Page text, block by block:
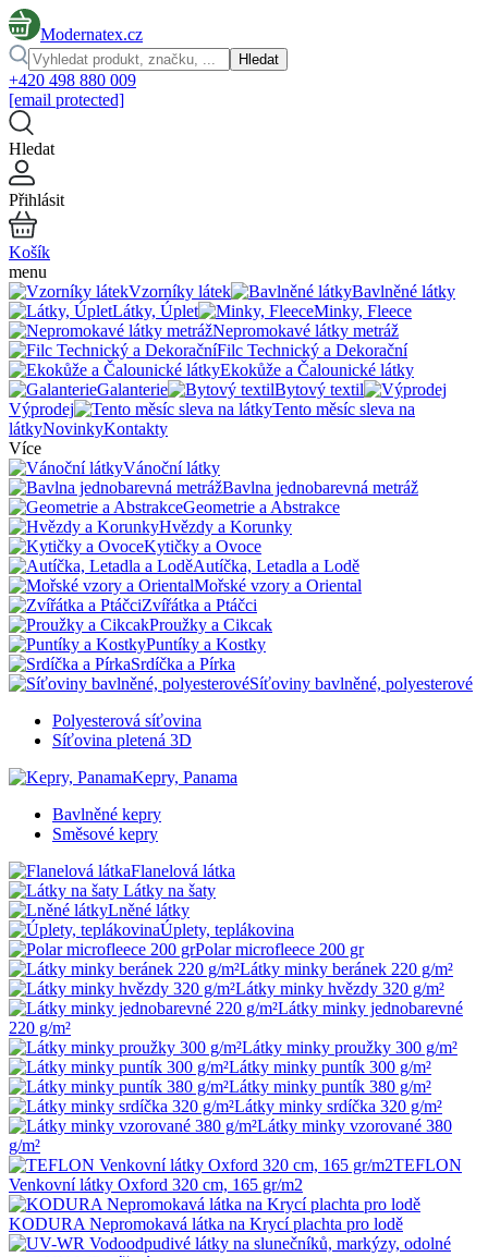
Modernatex.cz
Hledat
+420 498 880 009
[email protected]
Hledat
Přihlásit
Košík
menu
Vzorníky látek
Bavlněné látky
Látky, Úplet
Minky, Fleece
Nepromokavé látky metráž
Filc Technický a Dekorační
Ekokůže a Čalounické látky
Galanterie
Bytový textil
Výprodej
Tento měsíc sleva na
látkyNovinkyKontakty
Více
Vánoční látky
Bavlna jednobarevná metráž
Geometrie a Abstrakce
Hvězdy a Korunky
Kytičky a Ovoce
Autíčka, Letadla a Lodě
Mořské vzory a Oriental
Zvířátka a Ptáčci
Proužky a Cikcak
Puntíky a Kostky
Srdíčka a Pírka
Síťoviny bavlněné, polyesterové
Polyesterová síťovina
Síťovina pletená 3D
Kepry, Panama
Bavlněné kepry
Směsové kepry
Flanelová látka
Látky na šaty
Lněné látky
Úplety, teplákovina
Polar microfleece 200 gr
Látky minky beránek 220 g/m²
Látky minky hvězdy 320 g/m²
Látky minky jednobarevné
220 g/m²
Látky minky proužky 300 g/m²
Látky minky puntík 300 g/m²
Látky minky puntík 380 g/m²
Látky minky srdíčka 320 g/m²
Látky minky vzorované 380
g/m²
TEFLON
Venkovní látky Oxford 320 cm, 165 gr/m2
KODURA Nepromokavá látka na Krycí plachta pro lodě